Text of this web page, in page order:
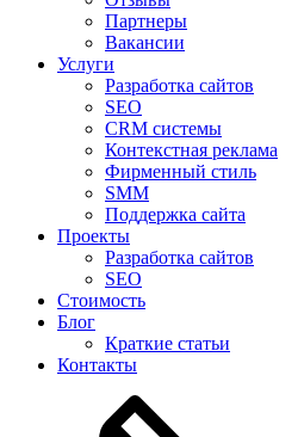
Партнеры
Вакансии
Услуги
Разработка сайтов
SEO
CRM системы
Контекстная реклама
Фирменный стиль
SMM
Поддержка сайта
Проекты
Разработка сайтов
SEO
Стоимость
Блог
Краткие статьи
Контакты